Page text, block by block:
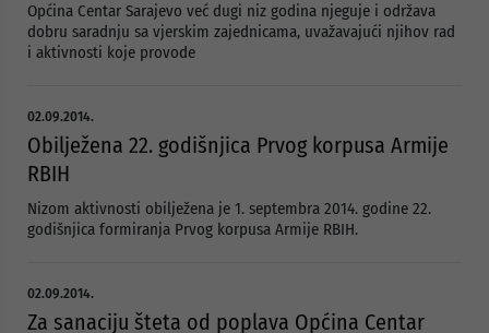
Općina Centar Sarajevo već dugi niz godina njeguje i održava
dobru saradnju sa vjerskim zajednicama, uvažavajući njihov rad
i aktivnosti koje provode
02.09.2014.
Obilježena 22. godišnjica Prvog korpusa Armije
RBIH
Nizom aktivnosti obilježena je 1. septembra 2014. godine 22.
godišnjica formiranja Prvog korpusa Armije RBIH.
02.09.2014.
Za sanaciju šteta od poplava Općina Centar